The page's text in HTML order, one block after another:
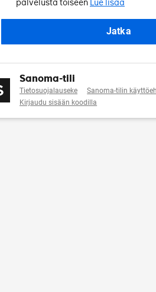
Jatka
Sanoma-tili
Tietosuojalauseke Sanoma-tilin
Kirjaudu sisään koodilla